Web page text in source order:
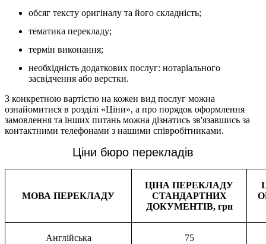
обсяг тексту оригіналу та його складність;
тематика перекладу;
термін виконання;
необхідність додаткових послуг: нотаріального
засвідчення або верстки.
З конкретною вартістю на кожен вид послуг можна
ознайомитися в розділі «Ціни», а про порядок оформлення
замовлення та інших питань можна дізнатись зв'язавшись за
контактними телефонами з нашими співробітниками.
Ціни бюро перекладів
МОВА ПЕРЕКЛАДУ
ЦІНА ПЕРЕКЛАДУ
СТАНДАРТНИХ
ДОКУМЕНТІВ, грн
Англійська 75